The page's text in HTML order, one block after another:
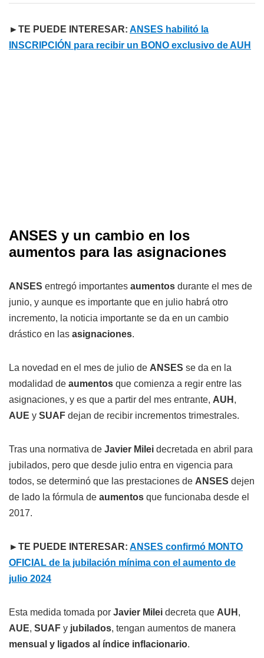
►TE PUEDE INTERESAR: ANSES habilitó la
INSCRIPCIÓN para recibir un BONO exclusivo de AUH
ANSES y un cambio en los
aumentos para las asignaciones
ANSES entregó importantes aumentos durante el mes de
junio, y aunque es importante que en julio habrá otro
incremento, la noticia importante se da en un cambio
drástico en las asignaciones.
La novedad en el mes de julio de ANSES se da en la
modalidad de aumentos que comienza a regir entre las
asignaciones, y es que a partir del mes entrante, AUH ,
AUE y SUAF dejan de recibir incrementos trimestrales.
Tras una normativa de Javier Milei decretada en abril para
jubilados, pero que desde julio entra en vigencia para
todos, se determinó que las prestaciones de ANSES dejen
de lado la fórmula de aumentos que funcionaba desde el
2017.
►TE PUEDE INTERESAR: ANSES confirmó MONTO
OFICIAL de la jubilación mínima con el aumento de
julio 2024
Esta medida tomada por Javier Milei decreta que AUH ,
AUE, SUAF y jubilados, tengan aumentos de manera
mensual y ligados al índice inflacionario.